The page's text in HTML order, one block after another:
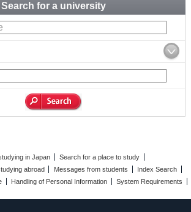
Search for a university
in Japan
Search for a place to study
abroad
Messages from students
Index Search
Handling of Personal Information System Requirements